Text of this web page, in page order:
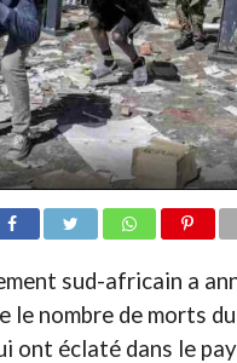
sud-africain a
le nombre de morts
ont éclaté dans le